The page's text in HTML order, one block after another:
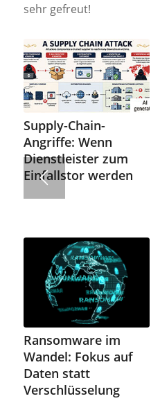
sehr gefreut!
Supply-Chain-
Angriffe: Wenn
Dienstleister zum
Einfallstor werden
Ransomware im
Wandel: Fokus auf
Daten statt
Verschlüsselung